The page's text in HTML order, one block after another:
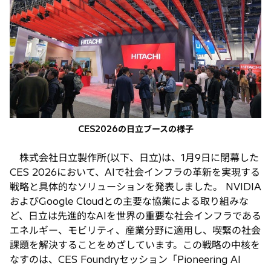
で
開
く
CES2026の日立ブースの様子
株式会社日立製作所(以下、日立)は、1月9日に閉幕した
CES 2026において、AIで社会インフラの革新を実現する
戦略と具体的なソリューションを発表しました。 NVIDIA
およびGoogle Cloudとの主要な協業による取り組みな
ど、日立は先進的なAIを世界の重要な社会インフラである
エネルギー、モビリティ、産業分野に適用し、喫緊の社会
課題を解決することをめざしています。この戦略の中核を
なすのは、CES Foundryセッション「Pioneering AI